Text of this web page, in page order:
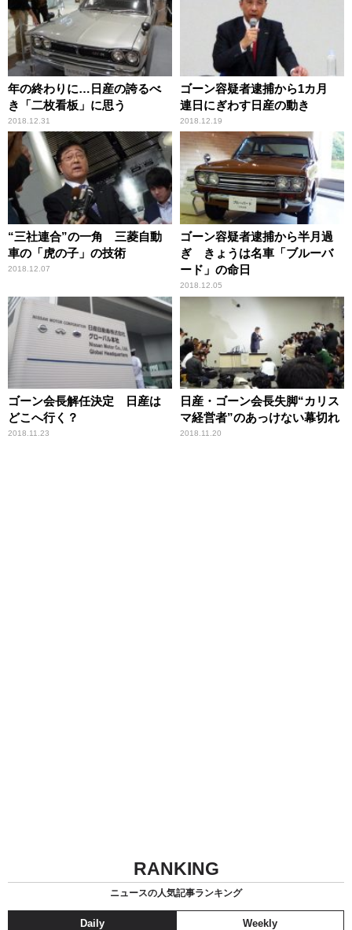
年の終わりに…日産の誇るべ
き「二枚看板」に思う
2018.12.31
ゴーン容疑者逮捕から1カ月
連日にぎわす日産の動き
2018.12.19
“三社連合”の一角 三菱自動
車の「虎の子」の技術
2018.12.07
ゴーン容疑者逮捕から半月過
ぎ きょうは名車「ブルーバ
ード」の命日
2018.12.05
ゴーン会長解任決定 日産は
どこへ行く？
2018.11.23
日産・ゴーン会長失脚“カリス
マ経営者”のあっけない幕切れ
2018.11.20
RANKING
ニュースの人気記事ランキング
Daily Weekly